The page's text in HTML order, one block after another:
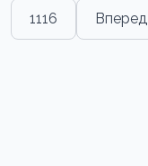
1116 Вперед